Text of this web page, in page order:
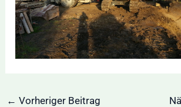
Post
← Vorheriger Beitrag